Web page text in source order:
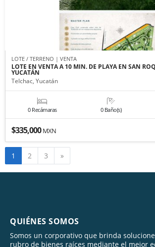
LOTE / TERRENO | VENTA
LOTE EN VENTA A 10 MIN. DE PLAYA EN SAN
YUCATÁN
Telchac, Yucatán
0 Recámaras 0 Baño(s)
$335,000MXN
1 2 3 »
QUIÉNES SOMOS
Somos un corporativo que brinda
rubro de bienes raíces mediante el mejor